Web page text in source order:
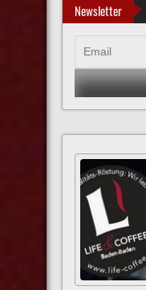
Newsletter